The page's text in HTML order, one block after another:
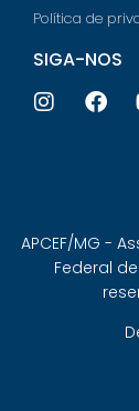
Política de
SIGA-NOS
APCEF/MG -
Federal